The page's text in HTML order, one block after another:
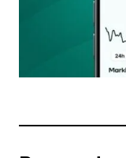
Nimesi tai
Tilaa